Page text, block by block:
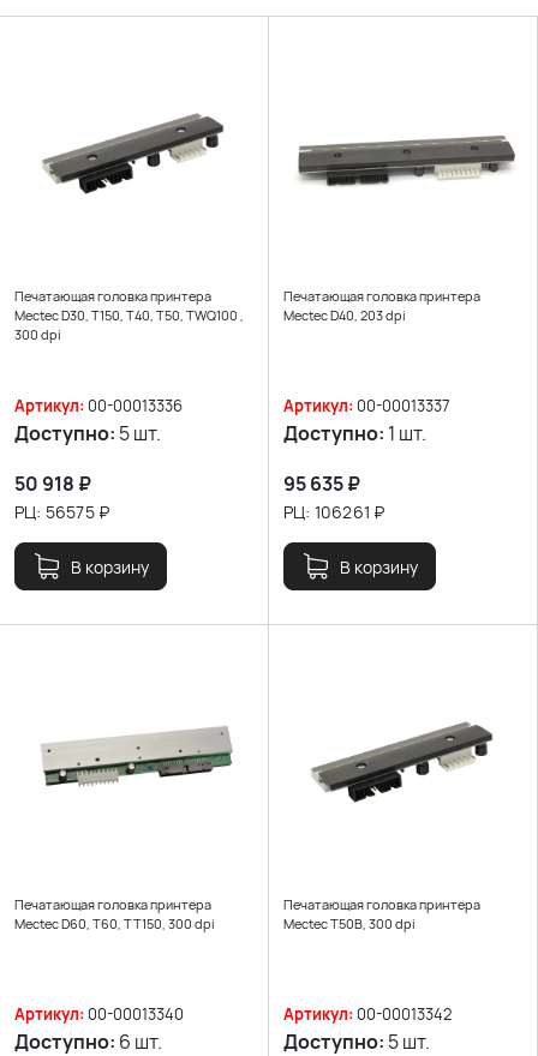
Печатающая головка принтера
Mectec D30, T150, T40, T50, TWQ100 ,
300 dpi
Артикул: 00-00013336
Доступно: 5 шт.
50 918 ₽
РЦ: 56575₽
В корзину
Печатающая головка принтера
Mectec D40, 203 dpi
Артикул: 00-00013337
Доступно: 1 шт.
95 635₽
РЦ: 106261 ₽
В корзину
Печатающая головка принтера
Mectec D60, T60, TT150, 300 dpi
Артикул: 00-00013340
Доступно: 6 шт.
Печатающая головка принтера
Mectec T50B, 300 dpi
Артикул: 00-00013342
Доступно: 5 шт.